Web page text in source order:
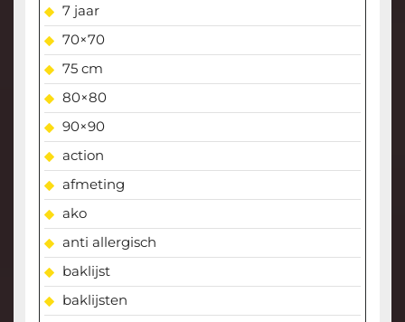
7 jaar
70×70
75 cm
80×80
90×90
action
afmeting
ako
anti allergisch
baklijst
baklijsten